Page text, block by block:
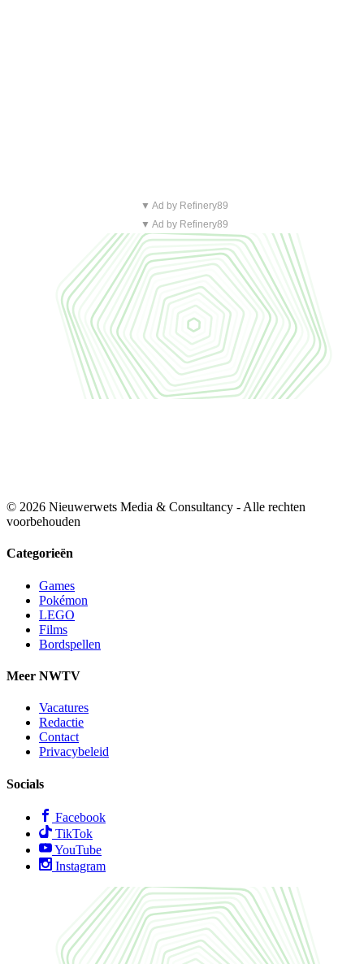
▼ Ad by Refinery89
▼ Ad by Refinery89
© 2026 Nieuwerwets Media & Consultancy - Alle rechten
voorbehouden
Categorieën
Games
Pokémon
LEGO
Films
Bordspellen
Meer NWTV
Vacatures
Redactie
Contact
Privacybeleid
Socials
Facebook
TikTok
YouTube
Instagram